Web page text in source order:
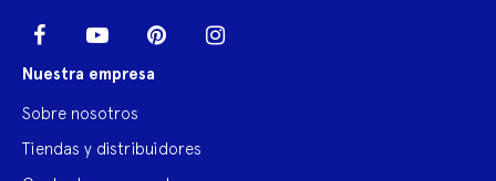
Facebook YouTube Pinterest
Nuestra empresa
Sobre nosotros
Tiendas y distribuidores